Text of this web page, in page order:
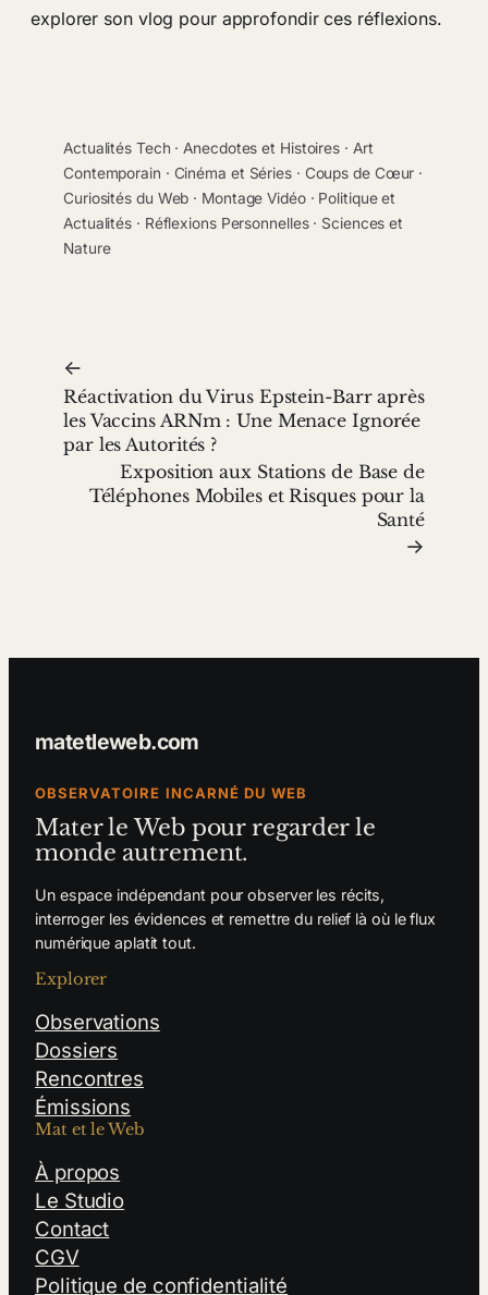
explorer son vlog pour approfondir ces réflexions.
Actualités Tech · Anecdotes et Histoires · Art
Contemporain · Cinéma et Séries · Coups de Cœur
Curiosités du Web · Montage Vidéo · Politique et
Actualités · Réflexions Personnelles · Sciences et
Nature
←
Réactivation du Virus Epstein-Barr après
les Vaccins ARNm : Une Menace Ignorée
par les Autorités ?
Exposition aux Stations de Base de
Téléphones Mobiles et Risques pour la
Santé
→
matetleweb.com
OBSERVATOIRE INCARNÉ DU WEB
Mater le Web pour regarder le
monde autrement.
Un espace indépendant pour observer les récits,
interroger les évidences et remettre du relief là où le flux
numérique aplatit tout.
Explorer
Observations
Dossiers
Rencontres
Émissions
Mat et le Web
À propos
Le Studio
Contact
CGV
Politique de confidentialité